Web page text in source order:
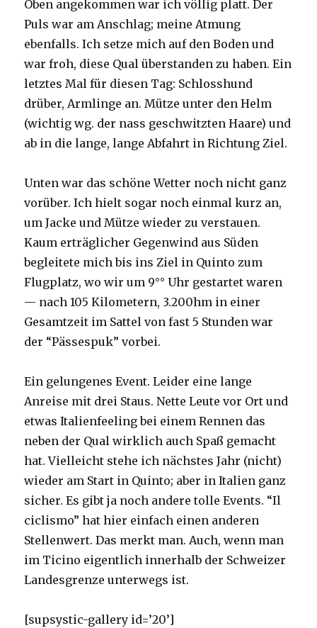
Oben angekommen war ich völlig platt. Der
Puls war am Anschlag; meine Atmung
ebenfalls. Ich setze mich auf den Boden und
war froh, diese Qual überstanden zu haben. Ein
letztes Mal für diesen Tag: Schlosshund
drüber, Armlinge an. Mütze unter den Helm
(wichtig wg. der nass geschwitzten Haare) und
ab in die lange, lange Abfahrt in Richtung Ziel.
Unten war das schöne Wetter noch nicht ganz
vorüber. Ich hielt sogar noch einmal kurz an,
um Jacke und Mütze wieder zu verstauen.
Kaum erträglicher Gegenwind aus Süden
begleitete mich bis ins Ziel in Quinto zum
Flugplatz, wo wir um 9°° Uhr gestartet waren
— nach 105 Kilometern, 3.200hm in einer
Gesamtzeit im Sattel von fast 5 Stunden war
der “Pässespuk” vorbei.
Ein gelungenes Event. Leider eine lange
Anreise mit drei Staus. Nette Leute vor Ort und
etwas Italienfeeling bei einem Rennen das
neben der Qual wirklich auch Spaß gemacht
hat. Vielleicht stehe ich nächstes Jahr (nicht)
wieder am Start in Quinto; aber in Italien ganz
sicher. Es gibt ja noch andere tolle Events. “Il
ciclismo” hat hier einfach einen anderen
Stellenwert. Das merkt man. Auch, wenn man
im Ticino eigentlich innerhalb der Schweizer
Landesgrenze unterwegs ist.
[supsystic-gallery id=’20’]